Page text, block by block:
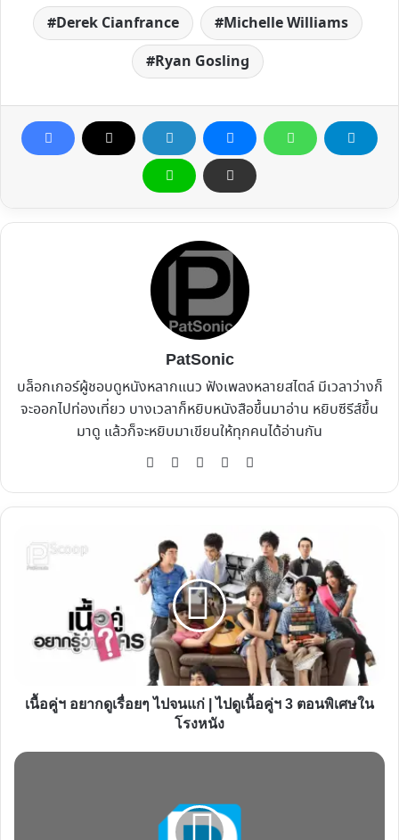
Derek Cianfrance
Michelle Williams
Ryan Gosling
PatSonic
บล็อกเกอร์ผู้ชอบดูหนังหลากแนว ฟังเพลงหลายสไตล์ มีเวลาว่างก็
จะออกไปท่องเที่ยว บางเวลาก็หยิบหนังสือขึ้นมาอ่าน หยิบซีรีส์ขึ้น
มาดู แล้วก็จะหยิบมาเขียนให้ทุกคนได้อ่านกัน
WebsiteFacebook
X YouTube
ดู
เนื้อคู่ฯ อยากดูเรื่อยๆ ไปจนแก่ | ไปดูเนื้อคู่ฯ 3 ตอนพิเศษใน
โรงหนัง
GTH